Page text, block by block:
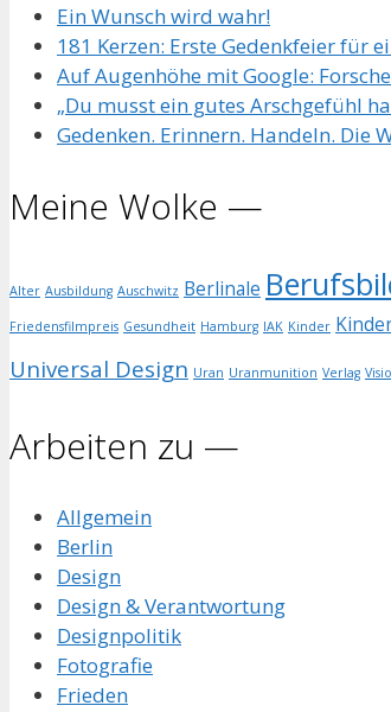
Ein Wunsch wird wahr!
181 Kerzen: Erste Gedenkfeier für
Auf Augenhöhe mit Google:
„Du musst ein gutes Arschgefühl
Gedenken. Erinnern. Handeln. Die
Meine Wolke —
Alter Ausbildung Auschwitz Berlinale
Friedensfilmpreis Gesundheit Hamburg IAK Kinder
Universal Design Uran Uranmunition Verlag
Arbeiten zu —
Allgemein
Berlin
Design
Design & Verantwortung
Designpolitik
Fotografie
Frieden